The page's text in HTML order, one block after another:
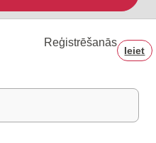
Reģistrēšanās
Ieiet